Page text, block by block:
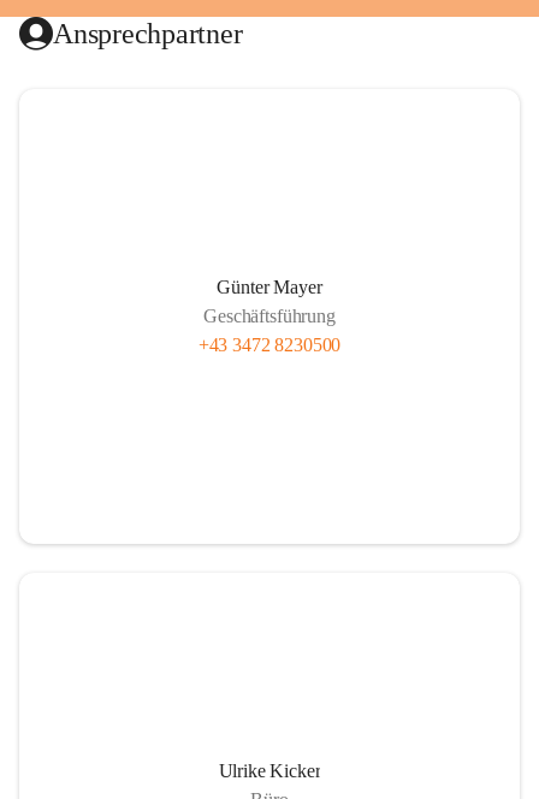
Ansprechpartner
Günter Mayer
Geschäftsführung
+43 3472 8230500
Ulrike Kicker